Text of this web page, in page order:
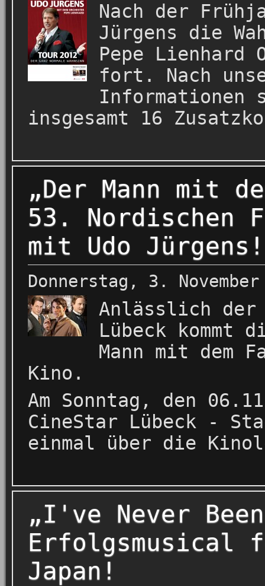
Nach der
Jürgens die
Pepe Lienhard
fort. Nach
Informationen
insgesamt 16
„Der Mann mit
53. Nordischen
mit Udo Jürgens!
Donnerstag, 3.
Anlässlich der
Lübeck kommt
Mann mit dem
Kino.
Am Sonntag, den
CineStar Lübeck -
einmal über die
„I've Never
Erfolgsmusical
Japan!